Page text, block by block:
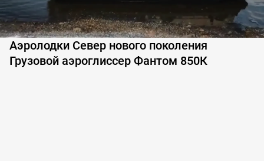
Аэролодки Север нового поколения
Грузовой аэроглиссер Фантом 850К